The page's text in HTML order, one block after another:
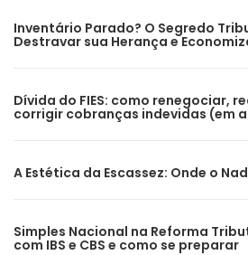
Inventário Parado? O Segredo
Destravar sua Herança e
Dívida do FIES: como renegociar,
corrigir cobranças indevidas (em
A Estética da Escassez: Onde o
Simples Nacional na Reforma
com IBS e CBS e como se preparar